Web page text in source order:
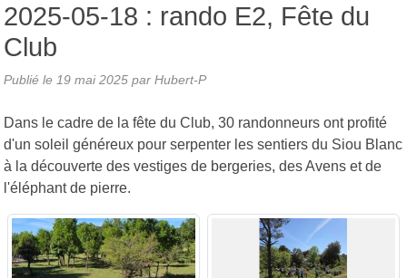
2025-05-18 : rando E2, Fête du
Club
Publié le 19 mai 2025 par Hubert-P
Dans le cadre de la fête du Club, 30 randonneurs ont profité
d'un soleil généreux pour serpenter les sentiers du Siou Blanc
à la découverte des vestiges de bergeries, des Avens et de
l'éléphant de pierre.